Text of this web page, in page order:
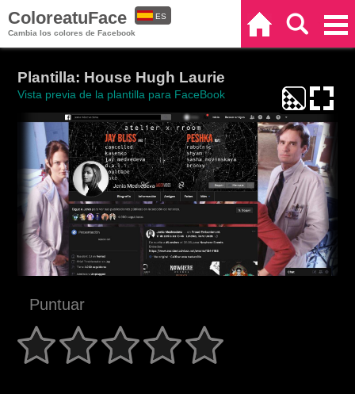
ColoreatuFace
Cambia los colores de Facebook
ES
Plantilla: House Hugh Laurie
Vista previa de la plantilla para FaceBook
Puntuar